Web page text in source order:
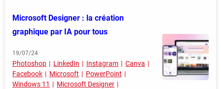
Microsoft Designer : la création
graphique par IA pour tous
19/07/24
Photoshop LinkedIn Instagram
Canva
Facebook
Microsoft
PowerPoint
Windows 11
Microsoft Designer